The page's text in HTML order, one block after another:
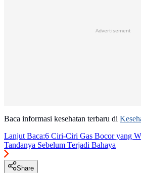
Advertisement
Baca informasi kesehatan terbaru di
Lanjut Baca:6 Ciri-Ciri Gas Bocor yang
Tandanya Sebelum Terjadi Bahaya
Share